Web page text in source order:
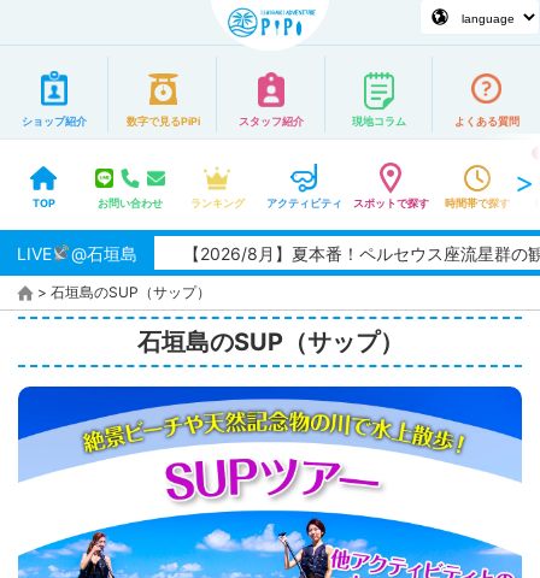
ショップ紹介 数字で見るPiPi スタッフ紹介 現地コラム よくある質問
TOP お問い合わせ ランキング アクティビティ スポットで探す 時間帯で探す
LIVE @石垣島
【2026/8月】夏本番！ペルセウス座流星群の観測チャンス★お
> 石垣島のSUP（サップ）
石垣島のSUP（サップ）